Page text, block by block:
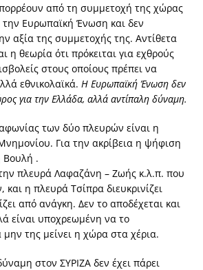
από τη συμμετοχή της χώρας
Ευρωπαϊκή Ένωση και δεν
αξία της συμμετοχής της. Αντίθετα
η θεωρία ότι πρόκειται για εχθρούς
στους οποίους πρέπει να
εθνικολαϊκά. Η Ευρωπαϊκή Ένωση δεν
για την Ελλάδα, αλλά αντίπαλη δύναμη.
των δύο πλευρών είναι η
Για την ακρίβεια η ψήφιση
Βουλή .
πλευρά Λαφαζάνη – Ζωής κ.λ.π. που
η πλευρά Τσίπρα διευκρινίζει
από ανάγκη. Δεν το αποδέχεται και
είναι υποχρεωμένη να το
της μείνει η χώρα στα χέρια.
στον ΣΥΡΙΖΑ δεν έχει πάρει